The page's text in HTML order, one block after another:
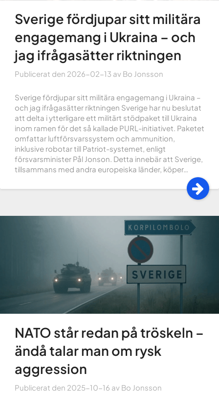
Sverige fördjupar sitt militära
engagemang i Ukraina – och
jag ifrågasätter riktningen
Publicerat den 2026-02-13 av Bo Jonsson
Sverige fördjupar sitt militära engagemang i Ukraina –
och jag ifrågasätter riktningen Sverige har nu beslutat
att delta i ytterligare ett militärt stödpaket till Ukraina
inom ramen för det så kallade PURL-initiativet. Paketet
omfattar luftförsvarssystem och ammunition,
inklusive robotar till Patriot-systemet, enligt
försvarsminister Pål Jonson. Detta innebär att Sverige,
tillsammans med andra europeiska länder, köper…
NATO står redan på tröskeln –
ändå talar man om rysk
aggression
Publicerat den 2025-10-16 av Bo Jonsson